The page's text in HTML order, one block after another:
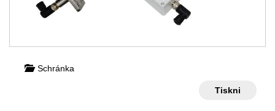
Schránka
Tiskni